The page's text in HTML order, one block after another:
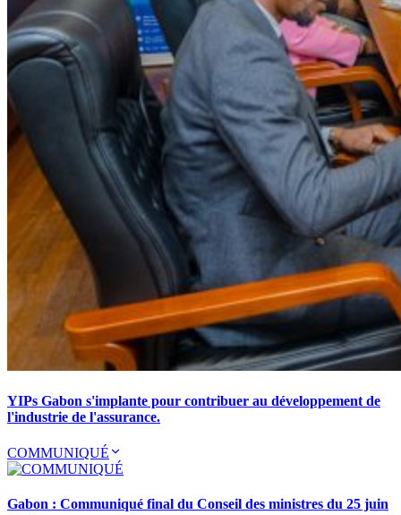
YIPs Gabon s'implante pour contribuer au développement de
l'industrie de l'assurance.
COMMUNIQUÉ
Gabon : Communiqué final du Conseil des ministres du 25 juin